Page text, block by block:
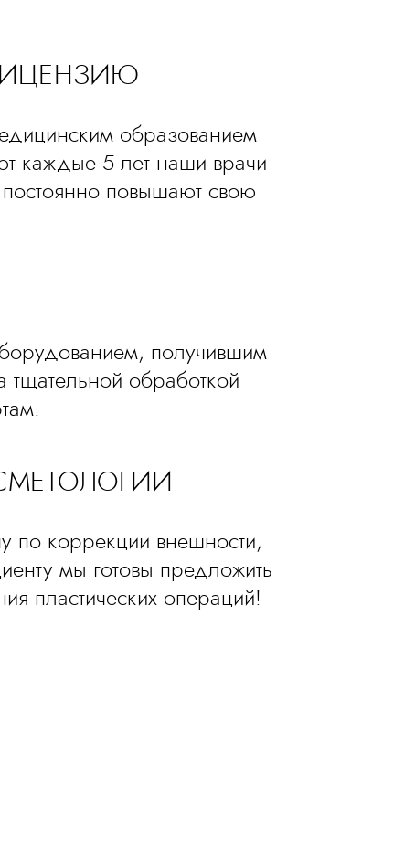
образованием
каждые 5 лет наши врачи
повышают свою
получившим
обработкой
по коррекции внешности,
мы готовы предложить
пластических операций!